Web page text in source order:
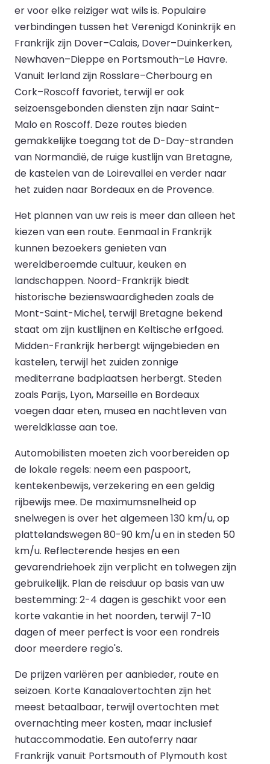
er voor elke reiziger wat wils is. Populaire
verbindingen tussen het Verenigd Koninkrijk en
Frankrijk zijn Dover–Calais, Dover–Duinkerken,
Newhaven–Dieppe en Portsmouth–Le Havre.
Vanuit Ierland zijn Rosslare–Cherbourg en
Cork–Roscoff favoriet, terwijl er ook
seizoensgebonden diensten zijn naar Saint-
Malo en Roscoff. Deze routes bieden
gemakkelijke toegang tot de D-Day-stranden
van Normandië, de ruige kustlijn van Bretagne,
de kastelen van de Loirevallei en verder naar
het zuiden naar Bordeaux en de Provence.
Het plannen van uw reis is meer dan alleen het
kiezen van een route. Eenmaal in Frankrijk
kunnen bezoekers genieten van
wereldberoemde cultuur, keuken en
landschappen. Noord-Frankrijk biedt
historische bezienswaardigheden zoals de
Mont-Saint-Michel, terwijl Bretagne bekend
staat om zijn kustlijnen en Keltische erfgoed.
Midden-Frankrijk herbergt wijngebieden en
kastelen, terwijl het zuiden zonnige
mediterrane badplaatsen herbergt. Steden
zoals Parijs, Lyon, Marseille en Bordeaux
voegen daar eten, musea en nachtleven van
wereldklasse aan toe.
Automobilisten moeten zich voorbereiden op
de lokale regels: neem een paspoort,
kentekenbewijs, verzekering en een geldig
rijbewijs mee. De maximumsnelheid op
snelwegen is over het algemeen 130 km/u, op
plattelandswegen 80-90 km/u en in steden 50
km/u. Reflecterende hesjes en een
gevarendriehoek zijn verplicht en tolwegen zijn
gebruikelijk. Plan de reisduur op basis van uw
bestemming: 2-4 dagen is geschikt voor een
korte vakantie in het noorden, terwijl 7-10
dagen of meer perfect is voor een rondreis
door meerdere regio's.
De prijzen variëren per aanbieder, route en
seizoen. Korte Kanaalovertochten zijn het
meest betaalbaar, terwijl overtochten met
overnachting meer kosten, maar inclusief
hutaccommodatie. Een autoferry naar
Frankrijk vanuit Portsmouth of Plymouth kost